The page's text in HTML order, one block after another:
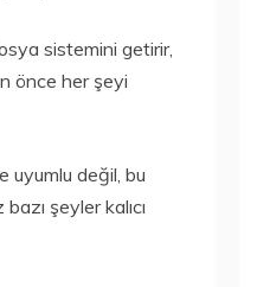
sistemini getirir,
önce her şeyi
uyumlu değil, bu
şeyler kalıcı